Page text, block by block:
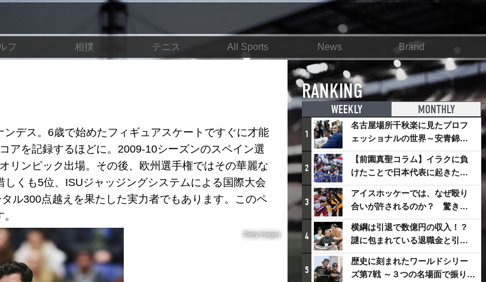
フ 相撲 テニス All Sports News Brand
デス。6歳で始めたフィギュアスケートですぐに才能
アを記録するほどに。2009-10シーズンのスペイン選
リンピック出場。その後、欧州選手権ではその華麗な
くも5位、ISUジャッジングシステムによる国際大会
ル300点越えを果たした実力者でもあります。このペ
Getty Images
RANKING
WEEKLY MONTHLY
1
名古屋場所千秋楽に見たプロフ
ェッショナルの世界～安青錦の
優勝を巡るさまざまなドラマ
2
【前園真聖コラム】イラクに負
けたことで日本代表に起きたプ
ラスとは
3
アイスホッケーでは、なぜ殴り
合いが許されるのか？ 驚きの
「ファイティング」ルールにつ
いて
4
横綱は引退で数億円の収入！？
謎に包まれている退職金と引退
相撲興行
5
歴史に刻まれたワールドシリー
ズ第7戦 ～３つの名場面で振り返